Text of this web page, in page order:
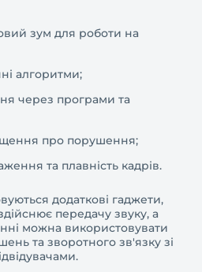
зум для роботи на
алгоритми;
через програми та
про порушення;
та плавність кадрів.
додаткові гаджети,
передачу звуку, а
можна використовувати
та зворотного зв'язку зі